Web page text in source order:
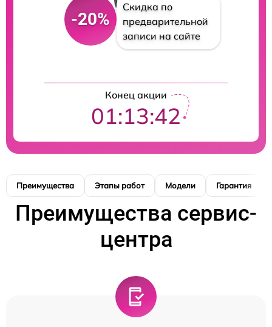
-20%
Скидка по
предварительной
записи на сайте
Конец акции
01:13:41
Преимущества Этапы работ Модели Гарантия
Преимущества сервис-
центра